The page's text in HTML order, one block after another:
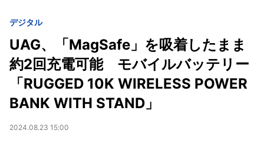
デジタル
UAG、「MagSafe」を吸着したまま
約2回充電可能 モバイルバッテリー
「RUGGED 10K WIRELESS POWER
BANK WITH STAND」
2024.08.23 15:00